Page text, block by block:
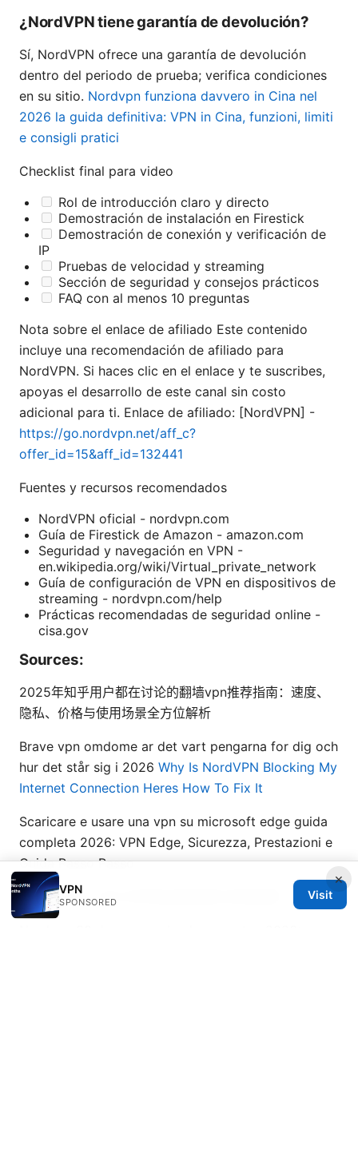
¿NordVPN tiene garantía de devolución?
Sí, NordVPN ofrece una garantía de devolución
dentro del periodo de prueba; verifica condiciones
en su sitio. Nordvpn funziona davvero in Cina nel
2026 la guida definitiva: VPN in Cina, funzioni, limiti
e consigli pratici
Checklist final para video
Rol de introducción claro y directo
Demostración de instalación en Firestick
Demostración de conexión y verificación de
IP
Pruebas de velocidad y streaming
Sección de seguridad y consejos prácticos
FAQ con al menos 10 preguntas
Nota sobre el enlace de afiliado Este contenido
incluye una recomendación de afiliado para
NordVPN. Si haces clic en el enlace y te suscribes,
apoyas el desarrollo de este canal sin costo
adicional para ti. Enlace de afiliado: [NordVPN] -
https://go.nordvpn.net/aff_c?
offer_id=15&aff_id=132441
Fuentes y recursos recomendados
NordVPN oficial - nordvpn.com
Guía de Firestick de Amazon - amazon.com
Seguridad y navegación en VPN -
en.wikipedia.org/wiki/Virtual_private_network
Guía de configuración de VPN en dispositivos de
streaming - nordvpn.com/help
Prácticas recomendadas de seguridad online -
cisa.gov
Sources:
2025年知乎用户都在讨论的翻墙vpn推荐指南：速度、
隐私、价格与使用场景全方位解析
Brave vpn omdome ar det vart pengarna for dig och
hur det står sig i 2026 Why Is NordVPN Blocking My
Internet Connection Heres How To Fix It
Scaricare e usare una vpn su microsoft edge guida
completa 2026: VPN Edge, Sicurezza, Prestazioni e
Guida Passo Passo
免费加速器：VPN 时代的必备指南与实用选择
×
VPN
SPONSORED
Visit